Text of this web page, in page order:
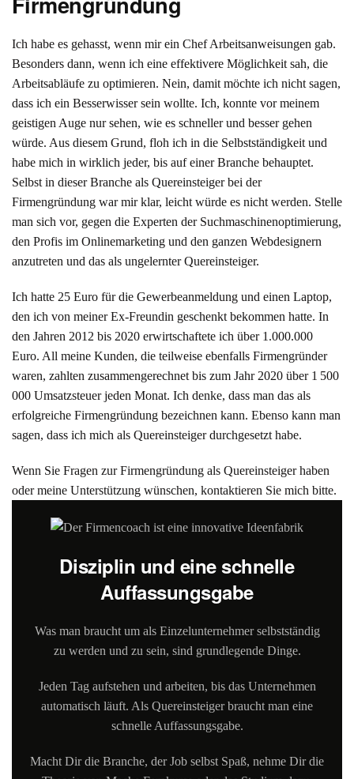
Ich habe es gehasst, wenn mir ein Chef Arbeitsanweisungen gab.
Besonders dann, wenn ich eine effektivere Möglichkeit sah, die
Arbeitsabläufe zu optimieren. Nein, damit möchte ich nicht sagen,
dass ich ein Besserwisser sein wollte. Ich, konnte vor meinem
geistigen Auge nur sehen, wie es schneller und besser gehen
würde. Aus diesem Grund, floh ich in die Selbstständigkeit und
habe mich in wirklich jeder, bis auf einer Branche behauptet.
Selbst in dieser Branche als Quereinsteiger bei der
Firmengründung war mir klar, leicht würde es nicht werden. Stelle
man sich vor, gegen die Experten der Suchmaschinenoptimierung,
den Profis im Onlinemarketing und den ganzen Webdesignern
anzutreten und das als ungelernter Quereinsteiger.
Ich hatte 25 Euro für die Gewerbeanmeldung und einen Laptop,
den ich von meiner Ex-Freundin geschenkt bekommen hatte. In
den Jahren 2012 bis 2020 erwirtschaftete ich über 1.000.000
Euro. All meine Kunden, die teilweise ebenfalls Firmengründer
waren, zahlten zusammengerechnet bis zum Jahr 2020 über 1 500
000 Umsatzsteuer jeden Monat. Ich denke, dass man das als
erfolgreiche Firmengründung bezeichnen kann. Ebenso kann man
sagen, dass ich mich als Quereinsteiger durchgesetzt habe.
Wenn Sie Fragen zur Firmengründung als Quereinsteiger haben
oder meine Unterstützung wünschen, kontaktieren Sie mich bitte.
Disziplin und eine schnelle
Auffassungsgabe
Was man braucht um als Einzelunternehmer selbstständig
zu werden und zu sein, sind grundlegende Dinge.
Jeden Tag aufstehen und arbeiten, bis das Unternehmen
automatisch läuft. Als Quereinsteiger braucht man eine
schnelle Auffassungsgabe.
Macht Dir die Branche, der Job selbst Spaß, nehme Dir die